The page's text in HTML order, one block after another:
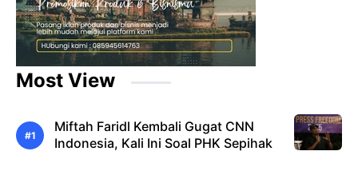
Most View
Miftah Faridl Kembali Gugat CNN
Indonesia, Kali Ini Soal PHK Sepihak